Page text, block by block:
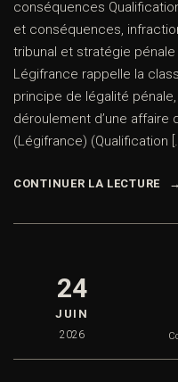
conséquences
et conséquences,
tribunal et stratégie
Légifrance rappelle la
principe de légalité
déroulement d’une affaire
(Légifrance) (Qualification
CONTINUER LA LECTURE
24
JUIN
2026